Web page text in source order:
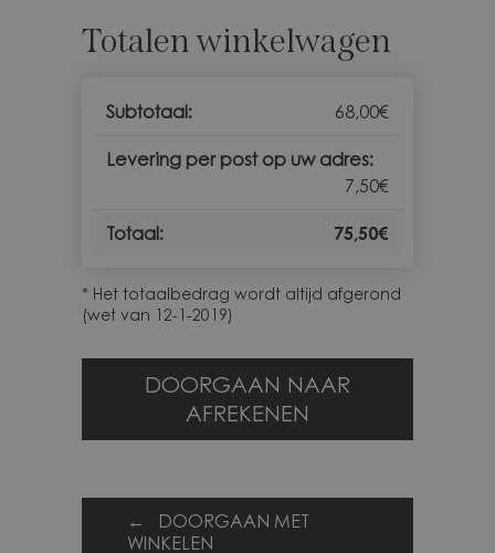
Totalen winkelwagen
68,00€
7,50€
75,50€
* Het totaalbedrag wordt altijd afgerond
(wet van 12-1-2019)
DOORGAAN NAAR
AFREKENEN
← DOORGAAN MET
WINKELEN